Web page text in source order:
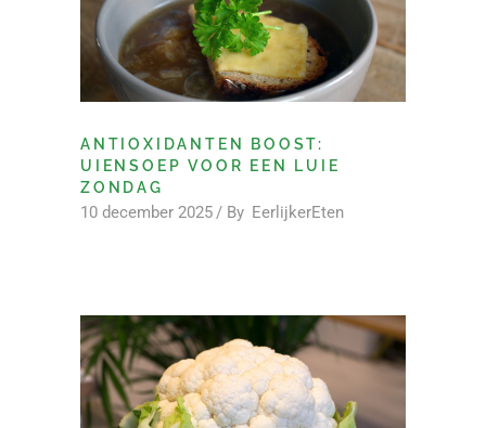
ANTIOXIDANTEN BOOST:
UIENSOEP VOOR EEN LUIE
ZONDAG
10 december 2025 By EerlijkerEten